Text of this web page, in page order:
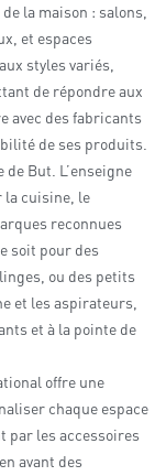
la maison : salons,
et espaces
styles variés,
de répondre aux
avec des fabricants
de ses produits.
But. L’enseigne
la cuisine, le
reconnues
soit pour des
ou des petits
et les aspirateurs,
et à la pointe de
offre une
chaque espace
par les accessoires
avant des